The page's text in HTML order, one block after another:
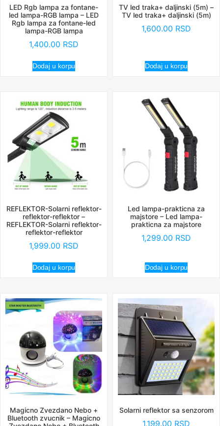
LED Rgb lampa za fontane-
led lampa-RGB lampa – LED
Rgb lampa za fontane-led
lampa-RGB lampa
1,400.00 RSD
Dodaj u korpu
TV led traka+ daljinski (5m) –
TV led traka+ daljinski (5m)
1,600.00 RSD
Dodaj u korpu
REFLEKTOR-Solarni reflektor-
reflektor-reflektor –
REFLEKTOR-Solarni reflektor-
reflektor-reflektor
1,999.00 RSD
Dodaj u korpu
Led lampa-prakticna za
majstore – Led lampa-
prakticna za majstore
1,299.00 RSD
Dodaj u korpu
Magicno Zvezdano Nebo +
Bluetooth zvucnik – Magicno
Solarni reflektor sa senzorom
1,199.00 RSD